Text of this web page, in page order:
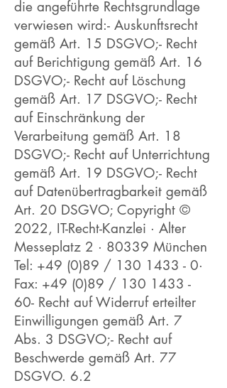
die angeführte Rechtsgrundlage
verwiesen wird:- Auskunftsrecht
gemäß Art. 15 DSGVO;- Recht
auf Berichtigung gemäß Art. 16
DSGVO;- Recht auf Löschung
gemäß Art. 17 DSGVO;- Recht
auf Einschränkung der
Verarbeitung gemäß Art. 18
DSGVO;- Recht auf Unterrichtung
gemäß Art. 19 DSGVO;- Recht
auf Datenübertragbarkeit gemäß
Art. 20 DSGVO; Copyright ©
2022, IT-Recht-Kanzlei · Alter
Messeplatz 2 · 80339 München
Tel: +49 (0)89 / 130 1433 - 0·
Fax: +49 (0)89 / 130 1433 -
60- Recht auf Widerruf erteilter
Einwilligungen gemäß Art. 7
Abs. 3 DSGVO;- Recht auf
Beschwerde gemäß Art. 77
DSGVO. 6.2